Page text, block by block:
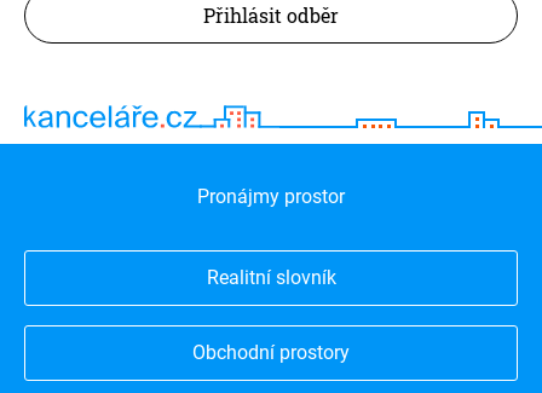
Přihlásit odběr
Pronájmy prostor
Realitní slovník
Obchodní prostory